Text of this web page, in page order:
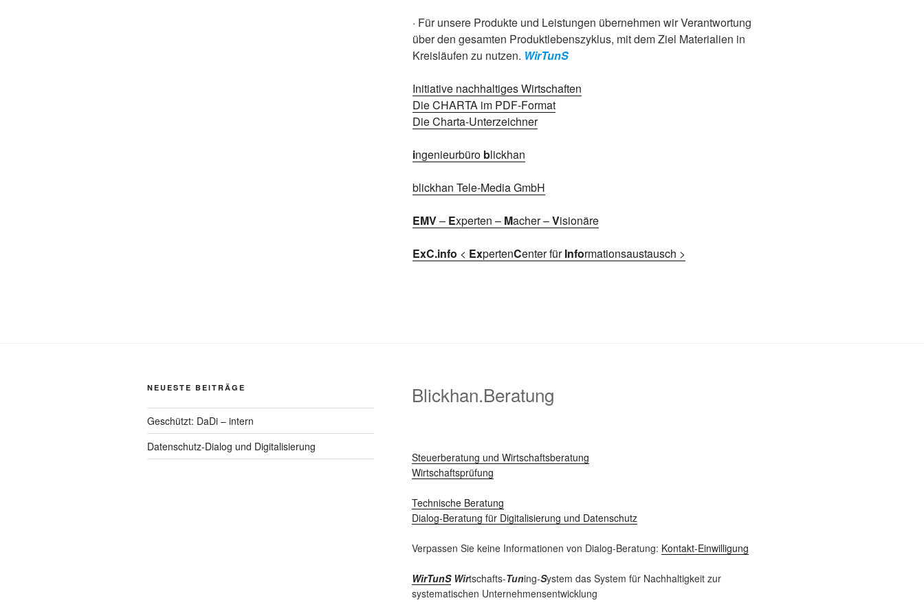
· Für unsere Produkte und Leistungen übernehmen wir Verantwortung
über den gesamten Produktlebenszyklus, mit dem Ziel Materialien in
Kreisläufen zu nutzen. WirTunS
Initiative nachhaltiges Wirtschaften
Die CHARTA im PDF-Format
Die Charta-Unterzeichner
ingenieurbüro blickhan
blickhan Tele-Media GmbH
EMV–Experten –Macher –Visionäre
ExC.info < ExpertenCenter fürInformationsaustausch >
NEUESTE BEITRÄGE
Geschützt: DaDi – intern
Datenschutz-Dialog und Digitalisierung
Blickhan.Beratung
Steuerberatung und Wirtschaftsberatung
Wirtschaftsprüfung
Technische Beratung
Dialog-Beratung für Digitalisierung und Datenschutz
Verpassen Sie keine Informationen von Dialog-Beratung: Kontakt-Einwilligung
WirTunSWirtschafts-Tuning-System das System für Nachhaltigkeit zur
systematischen Unternehmensentwicklung